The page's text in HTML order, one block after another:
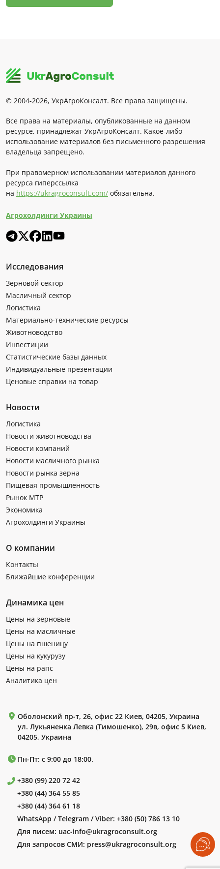
© 2004-2026, УкрАгроКонсалт. Все права защищены.
Все права на материалы, опубликованные на данном
ресурсе, принадлежат УкрАгроКонсалт. Какое-либо
использование материалов без письменного разрешения
владельца запрещено.
При правомерном использовании материалов данного
ресурса гиперссылка
на https://ukragroconsult.com/ обязательна.
Агрохолдинги Украины
Исследования
Зерновой сектор
Масличный сектор
Логистика
Материально-технические ресурсы
Животноводство
Инвестиции
Статистические базы данных
Индивидуальные презентации
Ценовые справки на товар
Новости
Логистика
Новости животноводства
Новости компаний
Новости масличного рынка
Новости рынка зерна
Пищевая промышленность
Рынок МТР
Экономика
Агрохолдинги Украины
О компании
Контакты
Ближайшие конференции
Динамика цен
Цены на зерновые
Цены на масличные
Цены на пшеницу
Цены на кукурузу
Цены на рапс
Аналитика цен
Оболонский пр-т, 26, офис 22 Киев, 04205, Украина
ул. Лукьяненка Левка (Тимошенко), 29в, офис 5 Киев,
04205, Украина
Пн-Пт: с 9:00 до 18:00.
+380 (99) 220 72 42
+380 (44) 364 55 85
+380 (44) 364 61 18
WhatsApp / Telegram / Viber: +380 (50) 786 13 10
Для писем: uac-info@ukragroconsult.org
Для запросов СМИ: press@ukragroconsult.org